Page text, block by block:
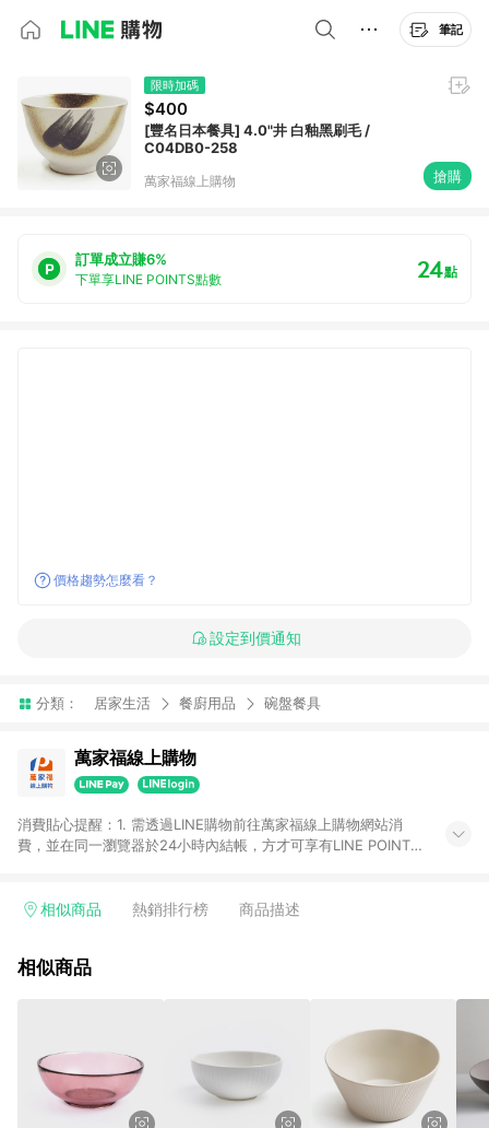
筆記
限時加碼
$400
[豐名日本餐具] 4.0"井 白釉黑刷毛 /
C04DB0-258
萬家福線上購物 搶購
訂單成立賺6%
下單享LINE POINTS點數 24點
價格趨勢怎麼看？
設定到價通知
分類： 居家生活 餐廚用品 碗盤餐具
萬家福線上購物
消費貼心提醒：1. 需透過LINE購物前往萬家福線上購物網站消
費，並在同一瀏覽器於24小時內結帳，方才可享有LINE POINTS
4. 不具回饋資格種類商品：電子禮券。 5. 回饋點數計算將排除訂
錄，相關問題請於保留時間內聯絡客服中心，並由康達盛通生活
相似商品 熱銷排行榜 商品描述
相似商品